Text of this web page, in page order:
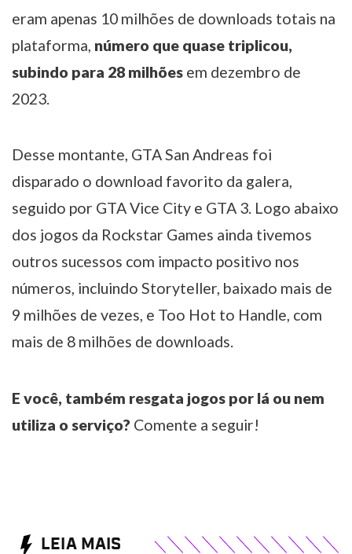
eram apenas 10 milhões de downloads totais na
plataforma, número que quase triplicou,
subindo para 28 milhões em dezembro de
2023.
Desse montante, GTA San Andreas foi
disparado o download favorito da galera,
seguido por GTA Vice City e GTA 3. Logo abaixo
dos jogos da Rockstar Games ainda tivemos
outros sucessos com impacto positivo nos
números, incluindo Storyteller, baixado mais de
9 milhões de vezes, e Too Hot to Handle, com
mais de 8 milhões de downloads.
E você, também resgata jogos por lá ou nem
utiliza o serviço? Comente a seguir!
LEIA MAIS